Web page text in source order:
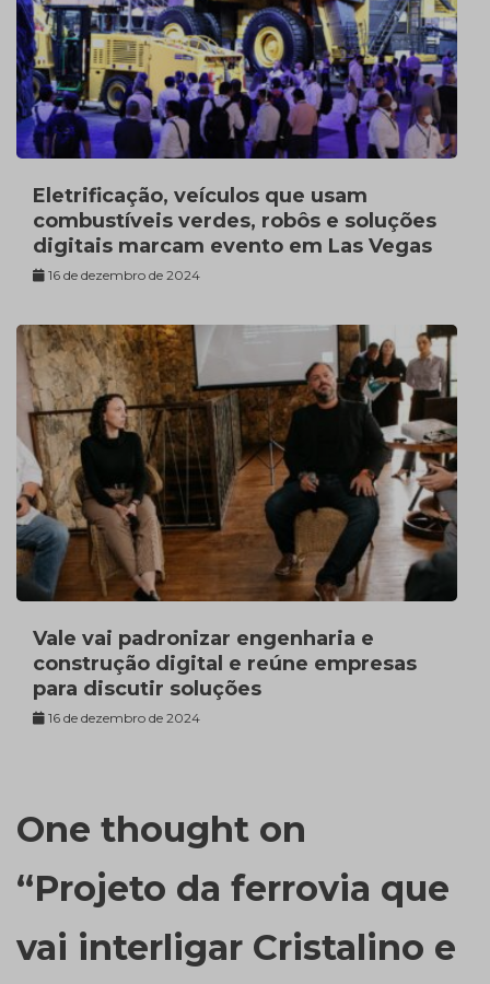
Eletrificação, veículos que usam
combustíveis verdes, robôs e soluções
digitais marcam evento em Las Vegas
16 de dezembro de 2024
Vale vai padronizar engenharia e
construção digital e reúne empresas
para discutir soluções
16 de dezembro de 2024
One thought on
“Projeto da ferrovia que
vai interligar Cristalino e